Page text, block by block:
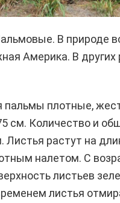
В природе
Америка. В
пальмы плотные,
см. Количество и
Листья растут на
налетом. С
листьев
листья